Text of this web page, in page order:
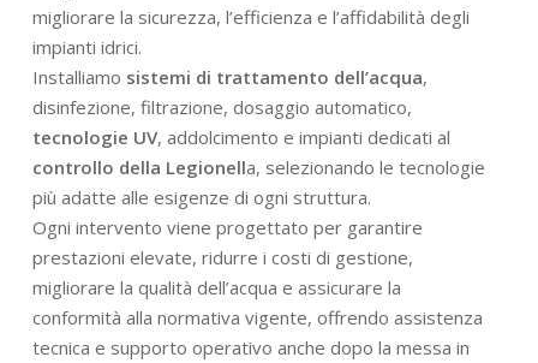
migliorare la sicurezza, l’efficienza e l’affidabilità degli
impianti idrici.
Installiamo sistemi di trattamento dell’acqua,
disinfezione, filtrazione, dosaggio automatico,
tecnologie UV, addolcimento e impianti dedicati al
controllo della Legionella, selezionando le tecnologie
più adatte alle esigenze di ogni struttura.
Ogni intervento viene progettato per garantire
prestazioni elevate, ridurre i costi di gestione,
migliorare la qualità dell’acqua e assicurare la
conformità alla normativa vigente, offrendo assistenza
tecnica e supporto operativo anche dopo la messa in